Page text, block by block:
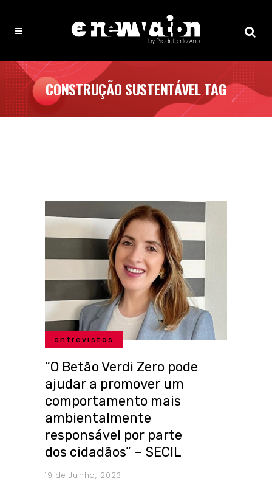
CONSTRUÇÃO SUSTENTÁVEL TAG
entrevistas
“O Betão Verdi Zero pode
ajudar a promover um
comportamento mais
ambientalmente
responsável por parte
dos cidadãos” – SECIL
19 de Junho, 2023